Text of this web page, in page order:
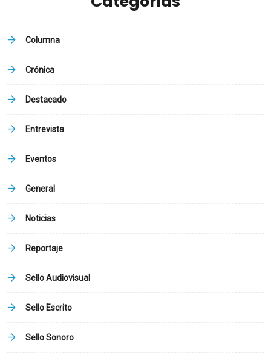
Columna
Crónica
Destacado
Entrevista
Eventos
General
Noticias
Reportaje
Sello Audiovisual
Sello Escrito
Sello Sonoro